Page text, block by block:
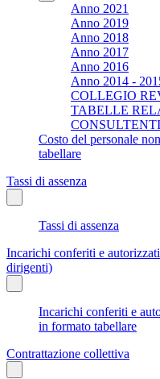
Anno 2021
Anno 2019
Anno 2018
Anno 2017
Anno 2016
Anno 2014 -
COLLEGIO
TABELLE
CONSULTENTI
Costo del personale
tabellare
Tassi di assenza
Tassi di assenza
Incarichi conferiti e
dirigenti)
Incarichi conferiti e
in formato tabellare
Contrattazione collettiva